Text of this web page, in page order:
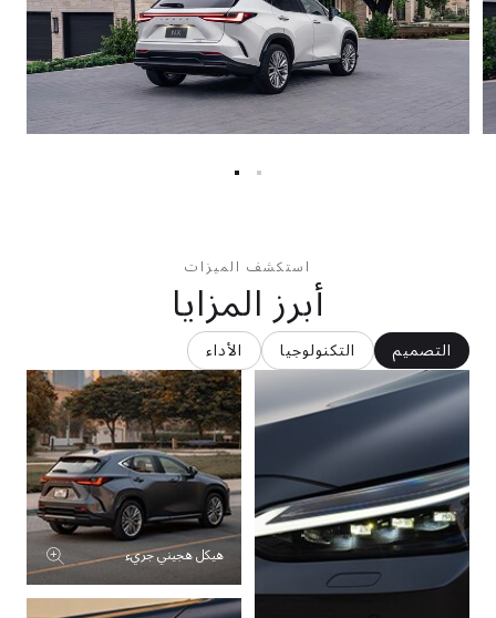
استكشف الميزات
أبرز المزايا
التصميم التكنولوجيا الأداء
هيكل هجيني جريء